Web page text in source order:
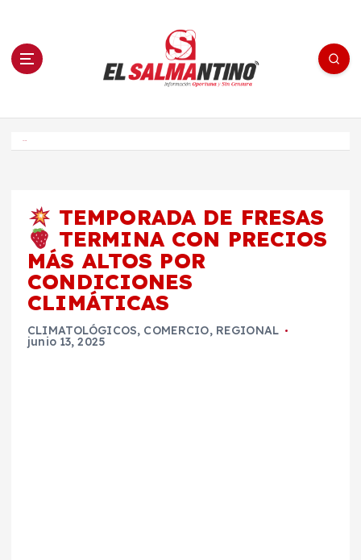
n El Salmantino - medios/noticias/editorial
TEMPORADA DE FRESAS
TERMINA CON PRECIOS
MÁS ALTOS POR
CONDICIONES
CLIMÁTICAS
CLIMATOLÓGICOS, COMERCIO, REGIONAL
junio 13, 2025